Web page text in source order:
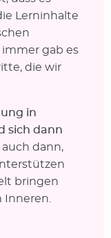
Lerninhalte
gab es
die wir
in
sich dann
auch dann,
bringen
Inneren.